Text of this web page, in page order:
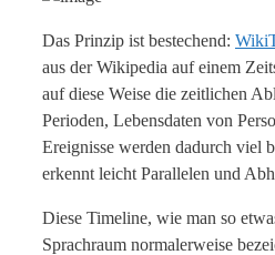
Das Prinzip ist bestechend:
aus der Wikipedia auf einem
auf diese Weise die zeitlichen
Perioden, Lebensdaten von
Ereignisse werden dadurch viel
erkennt leicht Parallelen und
Diese Timeline, wie man so
Sprachraum normalerweise